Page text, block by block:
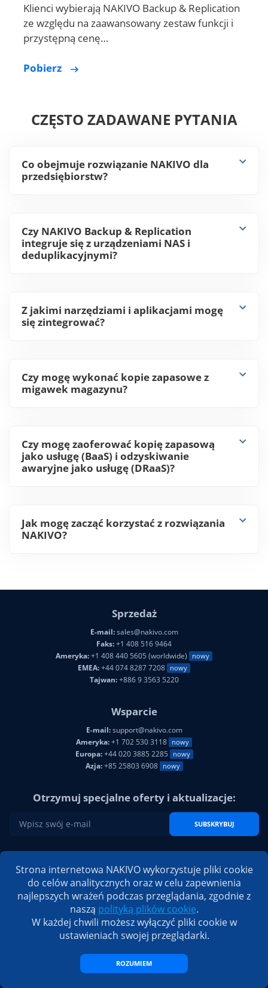
Klienci wybierają NAKIVO Backup & Replication
ze względu na zaawansowany zestaw funkcji i
przystępną cenę…
Pobierz
CZĘSTO ZADAWANE PYTANIA
Co obejmuje rozwiązanie NAKIVO dla
przedsiębiorstw?
Czy NAKIVO Backup & Replication
integruje się z urządzeniami NAS i
deduplikacyjnymi?
Z jakimi narzędziami i aplikacjami mogę
się zintegrować?
Czy mogę wykonać kopie zapasowe z
migawek magazynu?
Czy mogę zaoferować kopię zapasową
jako usługę (BaaS) i odzyskiwanie
awaryjne jako usługę (DRaaS)?
Jak mogę zacząć korzystać z rozwiązania
NAKIVO?
Sprzedaż
E-mail:sales@nakivo.com
Faks:+1 408 516 9464
Ameryka:+1 408 440 5605 (worldwide) nowy
EMEA:+44 074 8287 7208 nowy
Tajwan:+886 9 3563 5220
Wsparcie
E-mail:support@nakivo.com
Ameryka:+1 702 530 3118 nowy
Europa:+44 020 3885 2285 nowy
Azja:+85 25803 6908 nowy
Otrzymuj specjalne oferty i aktualizacje:
SUBSKRYBUJ
Strona internetowa NAKIVO wykorzystuje pliki cookie
do celów analitycznych oraz w celu zapewnienia
najlepszych wrażeń podczas przeglądania, zgodnie z
naszą polityką plików cookie.
W każdej chwili możesz wyłączyć pliki cookie w
ustawieniach swojej przeglądarki.
ROZUMIEM